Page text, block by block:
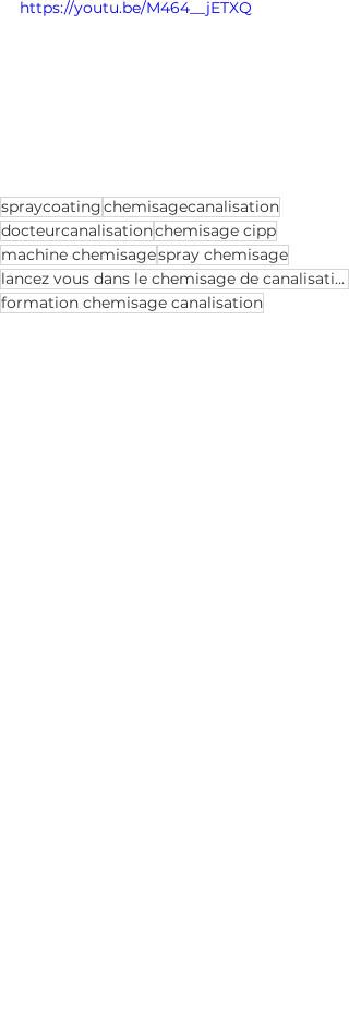
https://youtu.be/M464__jETXQ
spraycoatingchemisagecanalisation
docteurcanalisationchemisage cipp
machine chemisagespray chemisage
lancez vous dans le chemisage de canalisation?
formation chemisage canalisation